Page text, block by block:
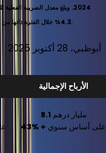
4.3% خلال الفترة ذاتها من عام 2024، مما يجعل المقارنة السنوية لصافي الربح غير متماثلة.
أبوظبي، 28 أكتوبر 2025
الأرباح الإجمالية
8.1 مليار درهم
43% + على أساس سنوي